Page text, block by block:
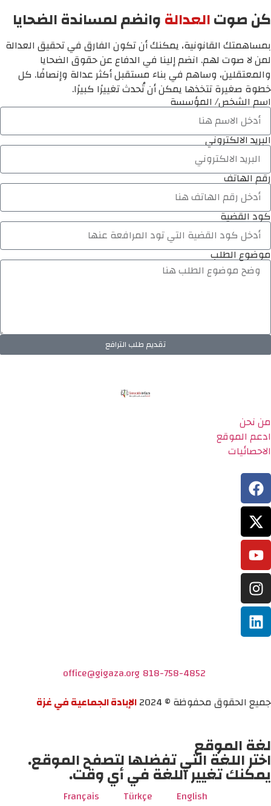
كن صوتالعدالةوانضم لمساندة الضحايا
بمساهمتك القانونية، يمكنك أن تكون الفارق في تحقيق العدالة
لمن لا صوت لهم. انضم إلينا في الدفاع عن حقوق الضحايا
والمعتقلين، وساهم في بناء مستقبل أكثر عدالة وإنصافًا. كل
خطوة صغيرة تتخذها يمكن أن تُحدث تغييرًا كبيرًا.
اسم الشخص/ المؤسسة
البريد الالكتروني
رقم الهاتف
كود القضية
موضوع الطلب
تقديم طلب الترافع
من نحن
ادعم الموقع
الاحصائيات
818-758-4852
office@gigaza.org
جميع الحقوق محفوظة © 2024
الإبادة الجماعية في غزة
لغة الموقع
اختر اللغة التي تفضلها لتصفح الموقع.
يمكنك تغيير اللغة في أي وقت.
English
Türkçe
Français